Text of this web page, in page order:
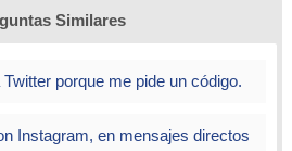
Similares
porque me pide un código.
Instagram, en mensajes directos